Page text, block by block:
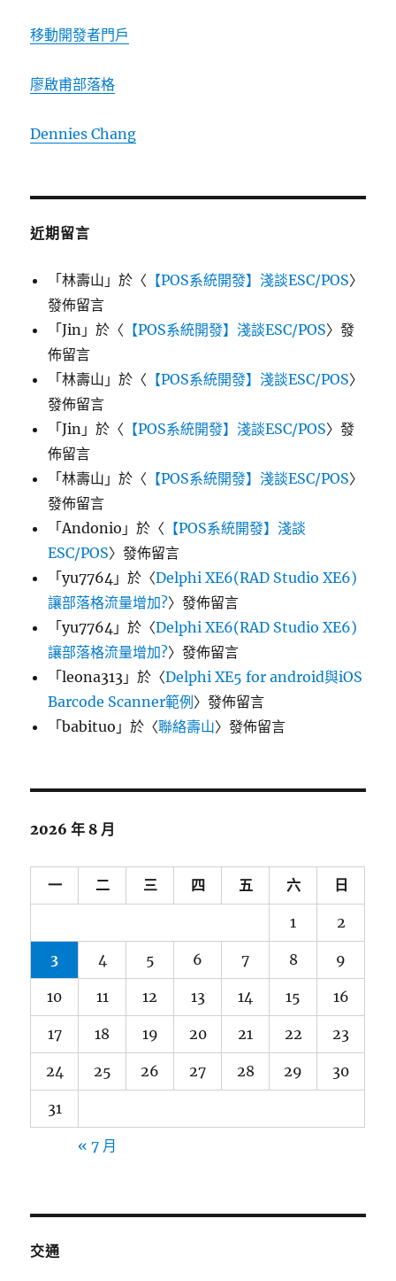
移動開發者門戶
廖啟甫部落格
Dennies Chang
近期留言
「林壽山 」於〈 【POS系統開發】淺談ESC/POS〉
發佈留言
「Jin 」於〈 【POS系統開發】淺談ESC/POS〉發
佈留言
「林壽山 」於〈 【POS系統開發】淺談ESC/POS〉
發佈留言
「Jin 」於〈 【POS系統開發】淺談ESC/POS〉發
佈留言
「林壽山 」於〈 【POS系統開發】淺談ESC/POS〉
發佈留言
「Andonio 」於〈 【POS系統開發】淺談
ESC/POS〉發佈留言
「yu7764 」於〈Delphi XE6(RAD Studio XE6)
讓部落格流量增加?〉發佈留言
「yu7764 」於〈Delphi XE6(RAD Studio XE6)
讓部落格流量增加?〉發佈留言
「leona313 」於〈Delphi XE5 for android與iOS
Barcode Scanner範例 〉發佈留言
「babituo 」於〈聯絡壽山〉發佈留言
2026 年 8 月
一 二 三 四 五 六 日
1 2
3 4 5 6 7 8 9
10 11 12 13 14 15 16
17 18 19 20 21 22 23
24 25 26 27 28 29 30
31
« 7 月
交通